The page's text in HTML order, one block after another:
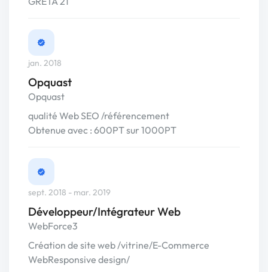
jan. 2018
Opquast
Opquast
qualité Web SEO /référencement
Obtenue avec : 600PT sur 1000PT
sept. 2018 - mar. 2019
Développeur/Intégrateur Web
WebForce3
Création de site web /vitrine/E-Commerce
WebResponsive design/